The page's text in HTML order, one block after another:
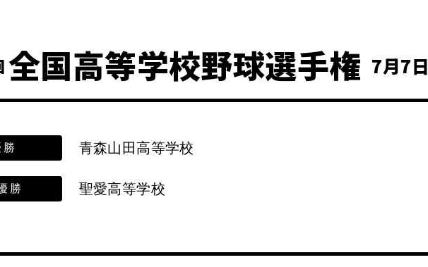
全国高等学校野球選手権 7月7
勝 青森山田高等学校
勝 聖愛高等学校